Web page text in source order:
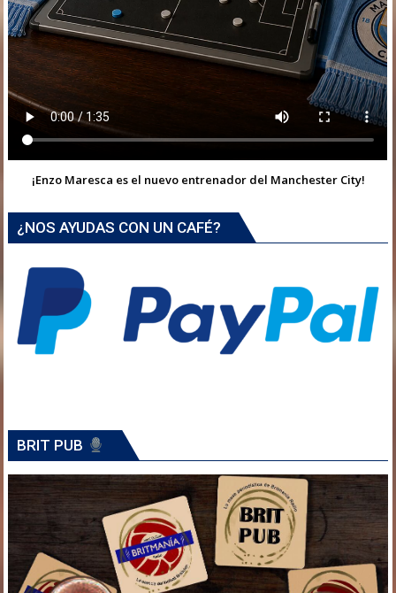
¡Enzo Maresca es el nuevo entrenador del Manchester City!
¿NOS AYUDAS CON UN CAFÉ?
BRIT PUB